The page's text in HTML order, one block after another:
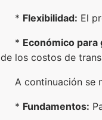
* Flexibilidad: El
* Económico
de los costos de
A continuación se
* Fundamentos: